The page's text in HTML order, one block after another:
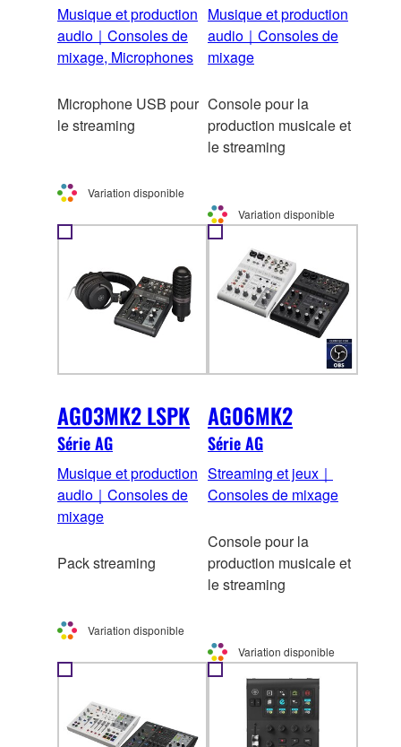
Musique et production
audio｜Consoles de
mixage, Microphones
Microphone USB pour
le streaming
Variation disponible
Musique et production
audio｜Consoles de
mixage
Console pour la
production musicale et
le streaming
Variation disponible
AG03MK2 LSPK
Série AG
Musique et production
audio｜Consoles de
mixage
Pack streaming
Variation disponible
AG06MK2
Série AG
Streaming et jeux｜
Consoles de mixage
Console pour la
production musicale et
le streaming
Variation disponible